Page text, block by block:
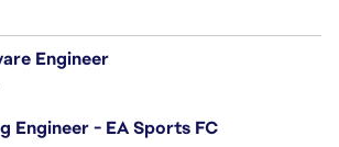
Engineer
Engineer - EA Sports FC